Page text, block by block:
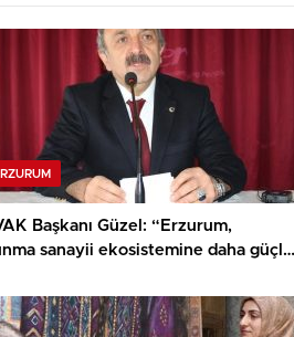
Başkanı Güzel: “Erzurum,
sanayii ekosistemine daha güçlü